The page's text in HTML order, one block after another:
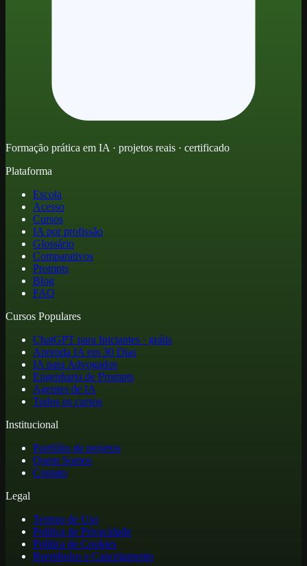
Formação prática em IA · projetos reais · certificado
Plataforma
Escola
Acesso
Cursos
IA por profissão
Glossário
Comparativos
Prompts
Blog
FAQ
Cursos Populares
ChatGPT para Iniciantes · grátis
Aprenda IA em 30 Dias
IA para Advogados
Engenharia de Prompts
Agentes de IA
Todos os cursos
Institucional
Portfólio de projetos
Quem Somos
Contato
Legal
Termos de Uso
Política de Privacidade
Política de Cookies
Reembolso e Cancelamento